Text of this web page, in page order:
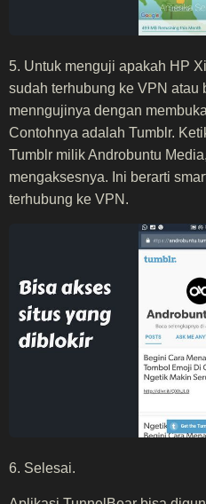
5. Untuk menguji apakah HP
sudah terhubung ke VPN atau
menngujinya dengan membuka
Contohnya adalah Tumblr.
Tumblr milik Androbuntu
mengaksesnya. Ini berarti
terhubung ke VPN.
6. Selesai.